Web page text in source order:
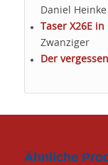
Daniel Heinke
Taser X26E
Zwanziger
Der
Ähnliche